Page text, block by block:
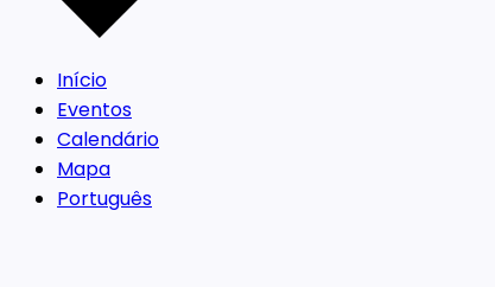
Início
Eventos
Calendário
Mapa
Português